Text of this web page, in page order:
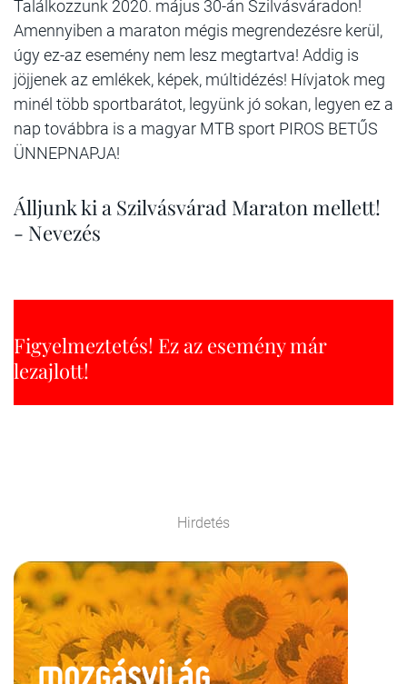
Találkozzunk 2020. május 30-án Szilvásváradon!
Amennyiben a maraton mégis megrendezésre kerül,
úgy ez-az esemény nem lesz megtartva! Addig is
jöjjenek az emlékek, képek, múltidézés! Hívjatok meg
minél több sportbarátot, legyünk jó sokan, legyen ez a
nap továbbra is a magyar MTB sport PIROS BETŰS
ÜNNEPNAPJA!
Álljunk ki a Szilvásvárad Maraton mellett!
- Nevezés
Figyelmeztetés! Ez az esemény már
lezajlott!
Hirdetés